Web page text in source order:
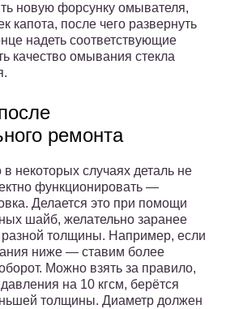
новую форсунку омывателя,
капота, после чего развернуть
надеть соответствующие
качество омывания стекла
ремонта
в некоторых случаях деталь не
функционировать —
Делается это при помощи
шайб, желательно заранее
толщины. Например, если
ниже — ставим более
Можно взять за правило,
на 10 кгсм, берётся
толщины. Диаметр должен